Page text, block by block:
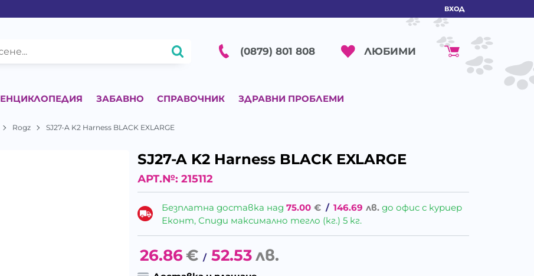
ВХОД
(0879) 801 808 ЛЮБИМИ
ЕНЦИКЛОПЕДИЯ ЗАБАВНО СПРАВОЧНИК ЗДРАВНИ ПРОБЛЕМИ
Rogz SJ27-A K2 Harness BLACK EXLARGE
SJ27-A K2 Harness BLACK EXLARGE
АРТ.№: 215112
Безплатна доставка над75.00 € / 146.69 лв. до офис с куриер
Еконт, Спиди максимално тегло (кг.) 5 кг.
26.86€ / 52.53лв.